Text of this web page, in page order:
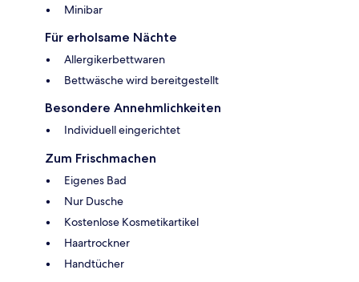
Minibar
Für erholsame Nächte
Allergikerbettwaren
Bettwäsche wird bereitgestellt
Besondere Annehmlichkeiten
Individuell eingerichtet
Zum Frischmachen
Eigenes Bad
Nur Dusche
Kostenlose Kosmetikartikel
Haartrockner
Handtücher